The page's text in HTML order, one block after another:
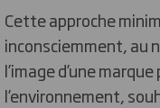
Cette approche
inconsciemment, au
l’image d’une
l’environnement,